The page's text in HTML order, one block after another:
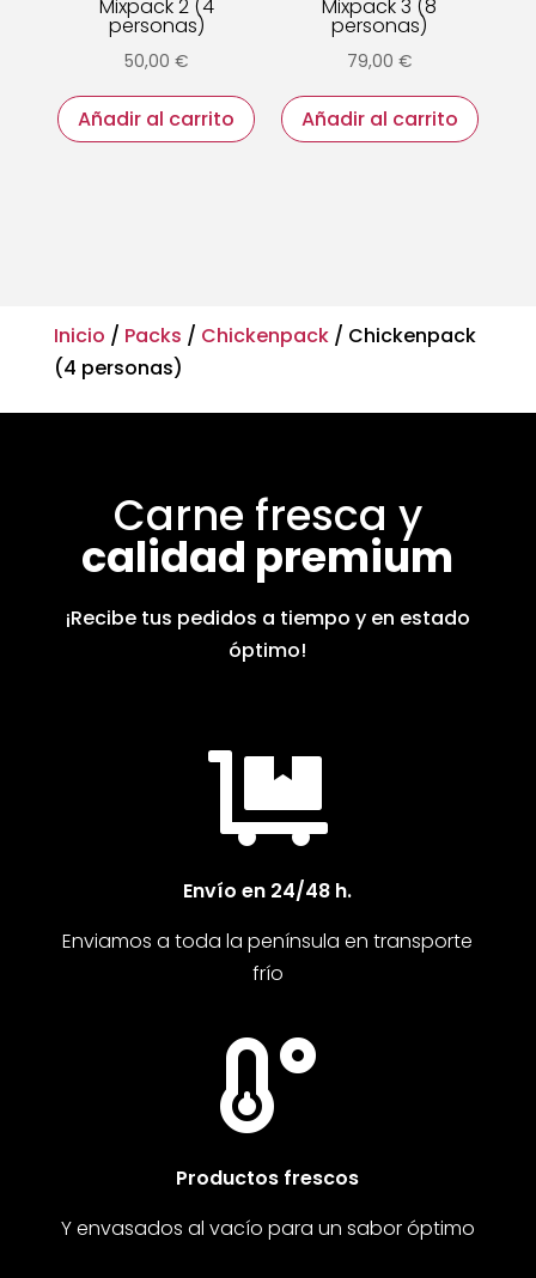
Mixpack 2 (4
personas)
50,00 €
Añadir al carrito
Mixpack 3 (8
personas)
79,00 €
Añadir al carrito
Inicio / Packs / Chickenpack/ Chickenpack
(4 personas)
Carne fresca y
calidad premium
¡Recibe tus pedidos a tiempo y en estado
óptimo!

Envío en 24/48 h.
Enviamos a toda la península en transporte
frío

Productos frescos
Y envasados al vacío para un sabor óptimo